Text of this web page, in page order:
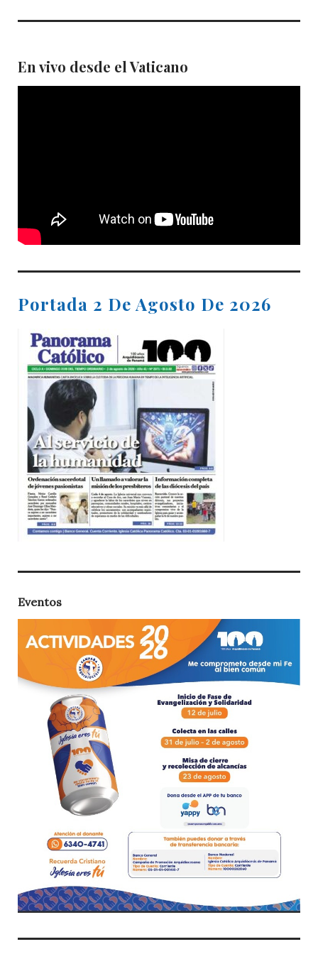
En vivo desde el Vaticano
Portada 2 De Agosto De 2026
Eventos